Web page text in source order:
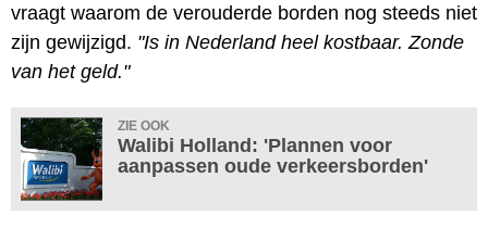
vraagt waarom de verouderde borden nog steeds niet
zijn gewijzigd. "Is in Nederland heel kostbaar. Zonde
van het geld."
ZIE OOK
Walibi Holland: 'Plannen voor
aanpassen oude verkeersborden'